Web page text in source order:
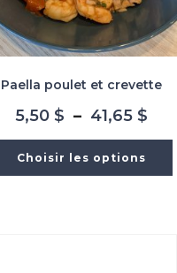
Paella poulet et crevette
5,50 $ – 41,65 $
Choisir les options